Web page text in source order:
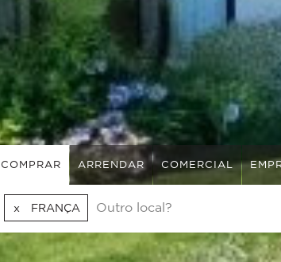
COMPRAR ARRENDAR COMERCIAL
FRANÇA